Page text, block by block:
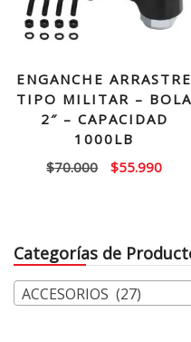
ENGANCHE ARRASTRE
TIPO MILITAR – BOLA
2″ – CAPACIDAD
1000LB
$70.000
El
$70.000.
$55.990El
Categorías de
ACCESORIOS (27)